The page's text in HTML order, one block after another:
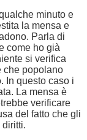
minuto e
la mensa e
Parla di
come ho già
si verifica
che popolano
In questo caso i
La mensa è
verificare
del fatto che gli